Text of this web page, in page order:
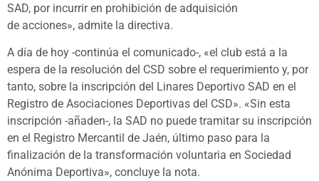
SAD, por incurrir en prohibición de adquisición
de acciones», admite la directiva.
A día de hoy -continúa el comunicado-, «el club está a la
espera de la resolución del CSD sobre el requerimiento y, por
tanto, sobre la inscripción del Linares Deportivo SAD en el
Registro de Asociaciones Deportivas del CSD». «Sin esta
inscripción -añaden-, la SAD no puede tramitar su inscripción
en el Registro Mercantil de Jaén, último paso para la
finalización de la transformación voluntaria en Sociedad
Anónima Deportiva», concluye la nota.